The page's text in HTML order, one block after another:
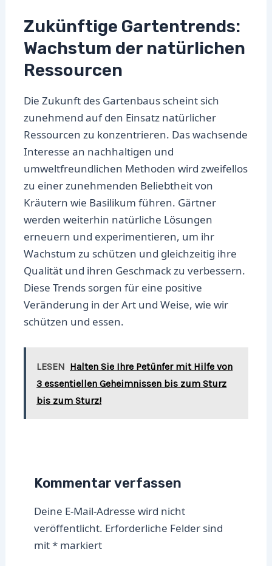
Zukünftige Gartentrends:
Wachstum der natürlichen
Ressourcen
Die Zukunft des Gartenbaus scheint sich
zunehmend auf den Einsatz natürlicher
Ressourcen zu konzentrieren. Das wachsende
Interesse an nachhaltigen und
umweltfreundlichen Methoden wird zweifellos
zu einer zunehmenden Beliebtheit von
Kräutern wie Basilikum führen. Gärtner
werden weiterhin natürliche Lösungen
erneuern und experimentieren, um ihr
Wachstum zu schützen und gleichzeitig ihre
Qualität und ihren Geschmack zu verbessern.
Diese Trends sorgen für eine positive
Veränderung in der Art und Weise, wie wir
schützen und essen.
LESEN Halten Sie Ihre Petünfer mit Hilfe von
3 essentiellen Geheimnissen bis zum Sturz
bis zum Sturz!
Kommentar verfassen
Deine E-Mail-Adresse wird nicht
veröffentlicht. Erforderliche Felder sind
mit* markiert